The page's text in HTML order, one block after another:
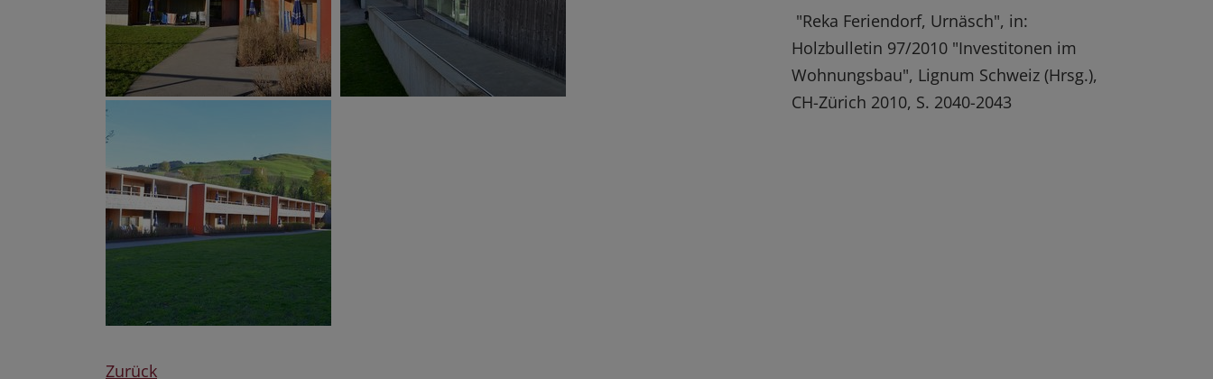
Zurück
"Reka Feriendorf, Urnäsch", in:
Holzbulletin 97/2010 "Investitonen im
Wohnungsbau", Lignum Schweiz (Hrsg.),
CH-Zürich 2010, S. 2040-2043